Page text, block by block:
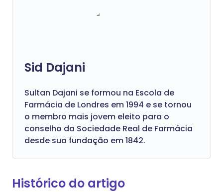
Sid Dajani
Sultan Dajani se formou na Escola de
Farmácia de Londres em 1994 e se tornou
o membro mais jovem eleito para o
conselho da Sociedade Real de Farmácia
desde sua fundação em 1842.
Histórico do artigo